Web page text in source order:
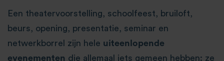
Een theatervoorstelling, schoolfeest, bruiloft,
beurs, opening, presentatie, seminar en
netwerkborrel zijn hele uiteenlopende
evenementen die allemaal iets gemeen hebben: ze